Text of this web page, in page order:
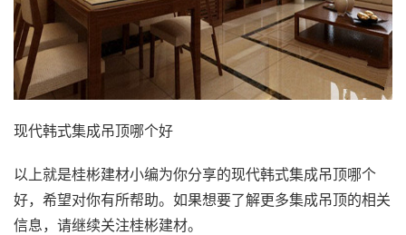
现代韩式集成吊顶哪个好
以上就是桂彬建材小编为你分享的现代韩式集成吊顶哪个
好，希望对你有所帮助。如果想要了解更多集成吊顶的相关
信息，请继续关注桂彬建材。